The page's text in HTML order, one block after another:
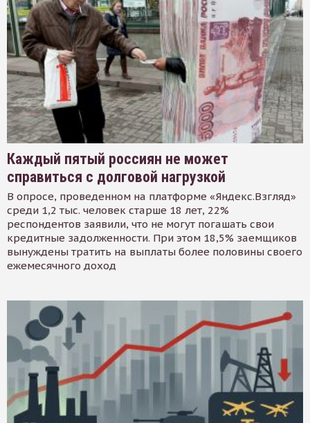
Каждый пятый россиян не может
справиться с долговой нагрузкой
В опросе, проведенном на платформе «Яндекс.Взгляд»
среди 1,2 тыс. человек старше 18 лет, 22%
респондентов заявили, что не могут погашать свои
кредитные задолженности. При этом 18,5% заемщиков
вынуждены тратить на выплаты более половины своего
ежемесячного доход